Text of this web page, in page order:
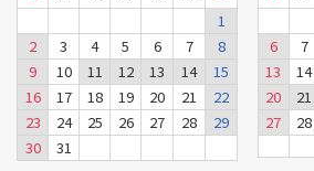
1
2
3 4 5 6 7
8
9
10 11 12 13 14
15
16
17 18 19 20 21
22
23
24 25 26 27 28
29
30
31
6
7
13
14
20
21
27
28